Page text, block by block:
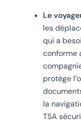
Le
les
qui a
conforme
protège
la
TSA